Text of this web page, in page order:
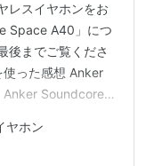
レスイヤホンをお
Space A40」につ
後までご覧くださ
った感想 Anker
Soundcore
Space
ラーリング まと
ヤホン